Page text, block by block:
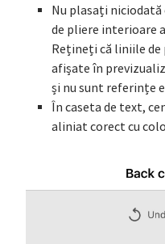
Nu plasați
de pliere interioare
Rețineți că liniile
afișate în
și nu sunt referințe
În caseta de text,
aliniat corect cu